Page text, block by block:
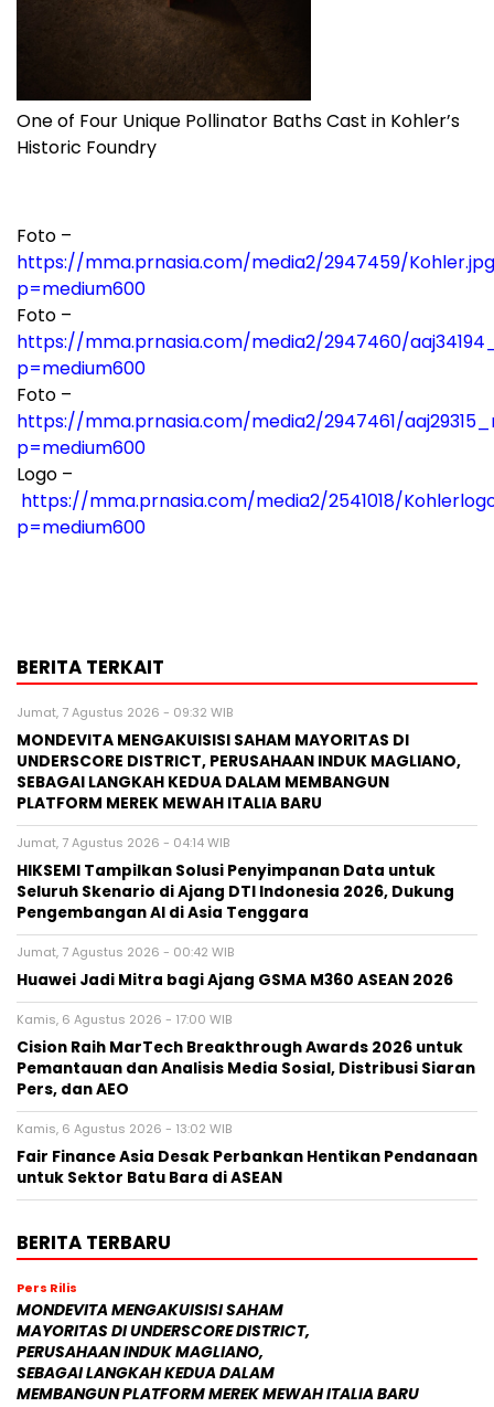
One of Four Unique Pollinator Baths Cast in Kohler’s
Historic Foundry
Foto –
https://mma.prnasia.com/media2/2947459/
p=medium600
Foto –
https://mma.prnasia.com/media2/2947460/
p=medium600
Foto –
https://mma.prnasia.com/media2/2947461/
p=medium600
Logo –
https://mma.prnasia.com/media2/2541018/
p=medium600
BERITA TERKAIT
Jumat, 7 Agustus 2026 - 09:32 WIB
MONDEVITA MENGAKUISISI SAHAM MAYORITAS DI
UNDERSCORE DISTRICT, PERUSAHAAN INDUK MAGLIANO,
SEBAGAI LANGKAH KEDUA DALAM MEMBANGUN
PLATFORM MEREK MEWAH ITALIA BARU
Jumat, 7 Agustus 2026 - 04:14 WIB
HIKSEMI Tampilkan Solusi Penyimpanan Data untuk
Seluruh Skenario di Ajang DTI Indonesia 2026, Dukung
Pengembangan AI di Asia Tenggara
Jumat, 7 Agustus 2026 - 00:42 WIB
Huawei Jadi Mitra bagi Ajang GSMA M360 ASEAN 2026
Kamis, 6 Agustus 2026 - 17:00 WIB
Cision Raih MarTech Breakthrough Awards 2026 untuk
Pemantauan dan Analisis Media Sosial, Distribusi Siaran
Pers, dan AEO
Kamis, 6 Agustus 2026 - 13:02 WIB
Fair Finance Asia Desak Perbankan Hentikan Pendanaan
untuk Sektor Batu Bara di ASEAN
BERITA TERBARU
Pers Rilis
MONDEVITA MENGAKUISISI SAHAM
MAYORITAS DI UNDERSCORE DISTRICT,
PERUSAHAAN INDUK MAGLIANO,
SEBAGAI LANGKAH KEDUA DALAM
MEMBANGUN PLATFORM MEREK MEWAH ITALIA BARU